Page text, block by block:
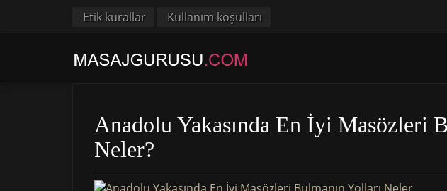
Etik kurallar Kullanım koşulları
Anadolu Yakasında En İyi Masözleri
Neler?